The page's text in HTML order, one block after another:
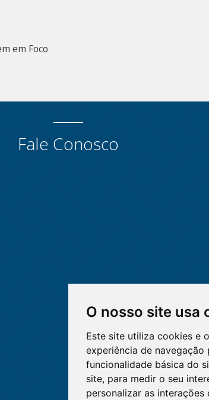
O nosso site usa
Este site utiliza cookies e
experiência de
funcionalidade básica do
site, para medir o seu
personalizar as interações
em Foco
Fale Conosco